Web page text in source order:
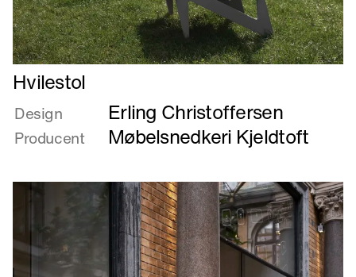
Læs
mere
om
Hvilestol
Hvilestol
Design Erling Christoffersen
Producent Møbelsnedkeri Kjeldtoft